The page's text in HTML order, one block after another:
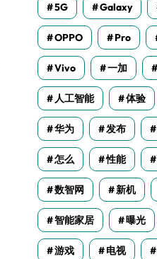
5G Galaxy
OPPO Pro
Vivo 一加
人工智能 体验
华为 发布
怎么 性能
数智网 新机
智能家居 曝光
游戏 电视